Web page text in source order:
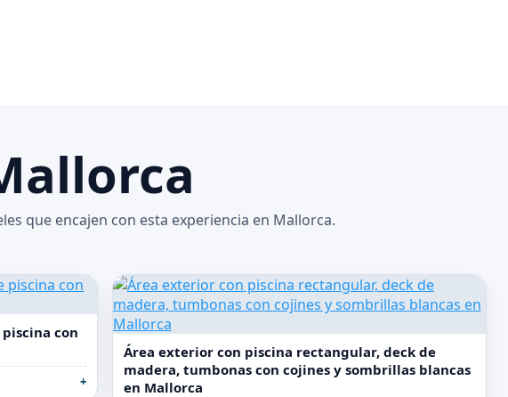
que encajen con esta experiencia en Mallorca.
con
Área exterior con piscina rectangular, deck de
madera, tumbonas con cojines y sombrillas blancas
en Mallorca